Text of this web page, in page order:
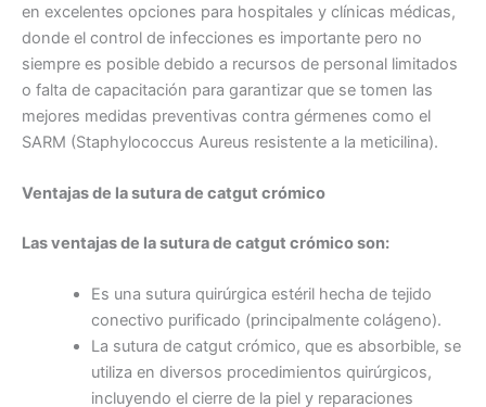
en excelentes opciones para hospitales y clínicas médicas,
donde el control de infecciones es importante pero no
siempre es posible debido a recursos de personal limitados
o falta de capacitación para garantizar que se tomen las
mejores medidas preventivas contra gérmenes como el
SARM (Staphylococcus Aureus resistente a la meticilina).
Ventajas de la sutura de catgut crómico
Las ventajas de la sutura de catgut crómico son:
Es una sutura quirúrgica estéril hecha de tejido
conectivo purificado (principalmente colágeno).
La sutura de catgut crómico, que es absorbible, se
utiliza en diversos procedimientos quirúrgicos,
incluyendo el cierre de la piel y reparaciones